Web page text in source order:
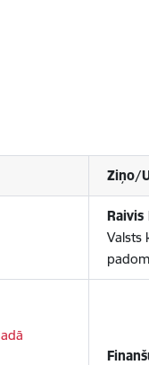
Ziņo/
Valsts